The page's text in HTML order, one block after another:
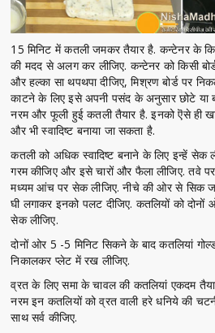
15 मिनिट में कतली जमकर तैयार है. कन्टेनर के
की मदद से अलग कर लीजिए. कन्टेनर को किसी
और हल्का सा थपथपा दीजिए, मिश्रण बोर्ड पर
काटने के लिए इसे अपनी पसंद के अनुसार छोटे या
नरम और फूली हुई कतली तैयार है. इनको ऎसे ही
और भी स्वादिष्ट बनाया जा सकता है.
कतली को अधिक स्वादिष्ट बनाने के लिए इन्हें सेक
गरम कीजिए और इसे चारों और फैला लीजिए. तवे
मध्यम आंच पर सेक लीजिए. नीचे की ओर से सिक
घी लगाकर इनको पलट दीजिए. कतलियों को
सेक लीजिए.
दोनों ओर 5 -5 मिनिट सिकने के बाद कतलियां
निकालकर प्लेट में रख लीजिए.
व्रत के लिए समा के चावल की कतलियां एकदम
नरम इन कतलियों को व्रत वाली हरे धनिये की
साथ सर्व कीजिए.